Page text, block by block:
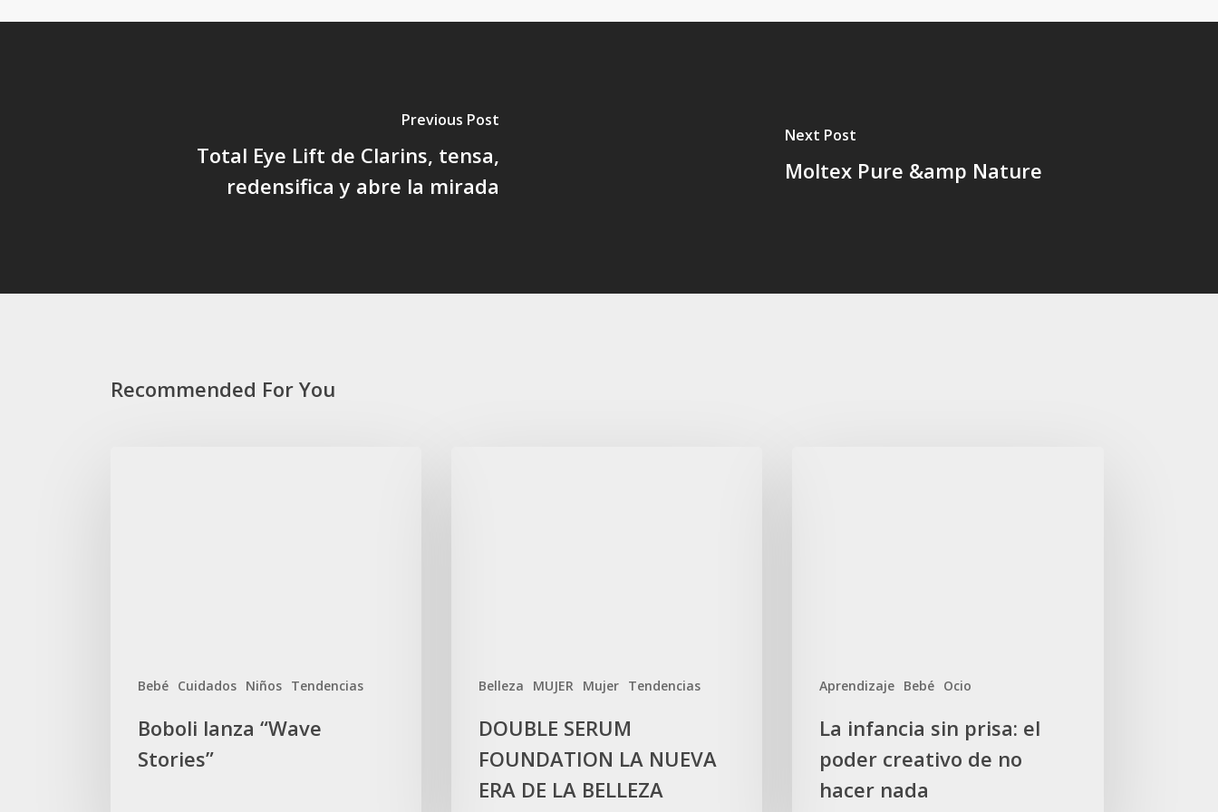
Previous Post
Total Eye Lift de Clarins, tensa,
redensifica y abre la mirada
Next Post
Moltex Pure &amp Nature
Recommended For You
Bebé Cuidados Niños Tendencias
Boboli lanza “Wave
Stories”
Belleza MUJER Mujer Tendencias
DOUBLE SERUM
FOUNDATION LA NUEVA
ERA DE LA BELLEZA
Aprendizaje Bebé Ocio
La infancia sin prisa: el
poder creativo de no
hacer nada